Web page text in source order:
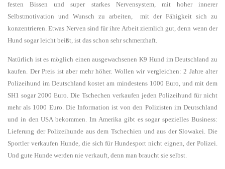
festen Bissen und super starkes Nervensystem, mit hoher innerer
Selbstmotivation und Wunsch zu arbeiten, mit der Fähigkeit sich zu
konzentrieren. Etwas Nerven sind für ihre Arbeit ziemlich gut, denn wenn der
Hund sogar leicht beißt, ist das schon sehr schmerzhaft.
Natürlich ist es möglich einen ausgewachsenen K9 Hund im Deutschland zu
kaufen. Der Preis ist aber mehr höher. Wollen wir vergleichen: 2 Jahre alter
Polizeihund im Deutschland kostet am mindestens 1000 Euro, und mit dem
SH1 sogar 2000 Euro. Die Tschechen verkaufen jeden Polizeihund für nicht
mehr als 1000 Euro. Die Information ist von den Polizisten im Deutschland
und in den USA bekommen. Im Amerika gibt es sogar spezielles Business:
Lieferung der Polizeihunde aus dem Tschechien und aus der Slowakei. Die
Sportler verkaufen Hunde, die sich für Hundesport nicht eignen, der Polizei.
Und gute Hunde werden nie verkauft, denn man braucht sie selbst.